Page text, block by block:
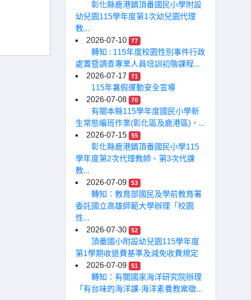
彰化縣鹿港鎮頂番國民小學附設
幼兒園115學年度第1次幼兒園代理
教...
2026-07-10
77
轉知 : 115年度校園性別事件行政
處置暨調查專業人員培訓初階課程...
2026-07-17
71
115年暑假運動安全宣導
2026-07-08
70
有關本縣115學年度國民小學新
生常態編班作業(彰化區及鹿港區)，...
2026-07-15
55
彰化縣鹿港鎮頂番國民小學115
學年度第2次代理教師、第3次代課
教...
2026-07-09
53
轉知：教育部國民及學前教育署
委託國立高雄師範大學辦理「校園
性...
2026-07-30
52
頂番國小附設幼兒園115學年度
第1學期收退費基準及減免收費規定
2026-07-09
51
轉知：有關國家海洋研究院辦理
「有台味的海洋課-海洋素養教案徵...